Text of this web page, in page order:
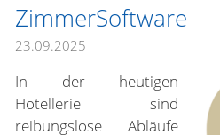
ZimmerSoftware
23.09.2025
In der heutigen
Hotellerie sind
reibungslose Abläufe